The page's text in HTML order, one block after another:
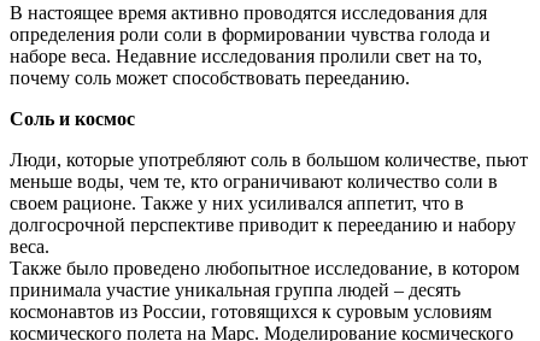
В настоящее время активно проводятся исследования для
определения роли соли в формировании чувства голода и
наборе веса. Недавние исследования пролили свет на то,
почему соль может способствовать перееданию.
Соль и космос
Люди, которые употребляют соль в большом количестве, пьют
меньше воды, чем те, кто ограничивают количество соли в
своем рационе. Также у них усиливался аппетит, что в
долгосрочной перспективе приводит к перееданию и набору
веса.
Также было проведено любопытное исследование, в котором
принимала участие уникальная группа людей – десять
космонавтов из России, готовящихся к суровым условиям
космического полета на Марс. Моделирование космического